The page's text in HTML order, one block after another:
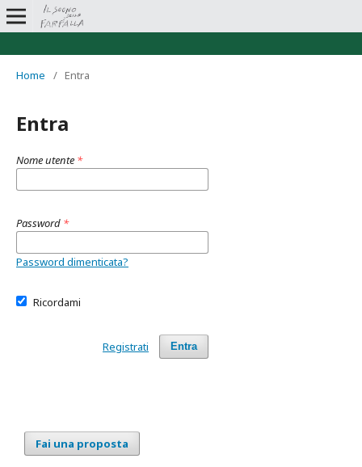
Home / Entra
Entra
Nome utente *
Password *
Password dimenticata?
Ricordami
Entra
Registrati
Fai una proposta